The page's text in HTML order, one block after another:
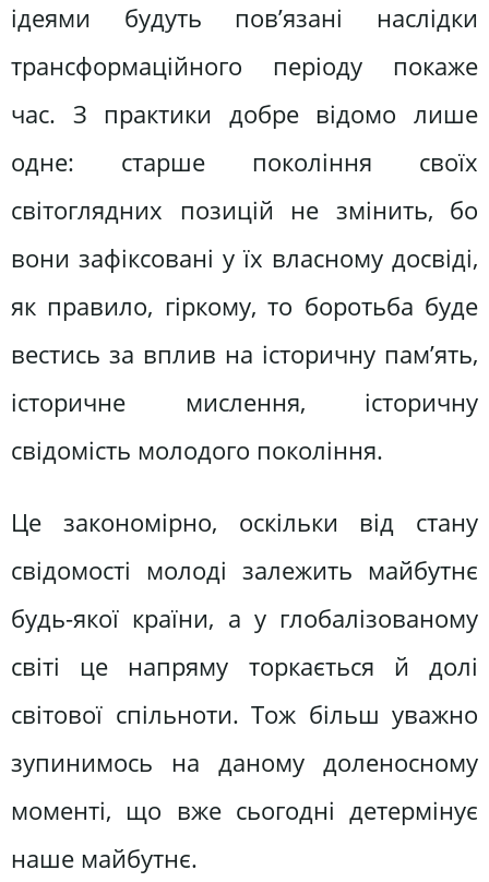
ідеями будуть пов’язані наслідки
трансформаційного періоду покаже
час. З практики добре відомо лише
одне: старше покоління своїх
світоглядних позицій не змінить, бо
вони зафіксовані у їх власному досвіді,
як правило, гіркому, то боротьба буде
вестись за вплив на історичну пам’ять,
історичне мислення, історичну
свідомість молодого покоління.
Це закономірно, оскільки від стану
свідомості молоді залежить майбутнє
будь-якої країни, а у глобалізованому
світі це напряму торкається й долі
світової спільноти. Тож більш уважно
зупинимось на даному доленосному
моменті, що вже сьогодні детермінує
наше майбутнє.